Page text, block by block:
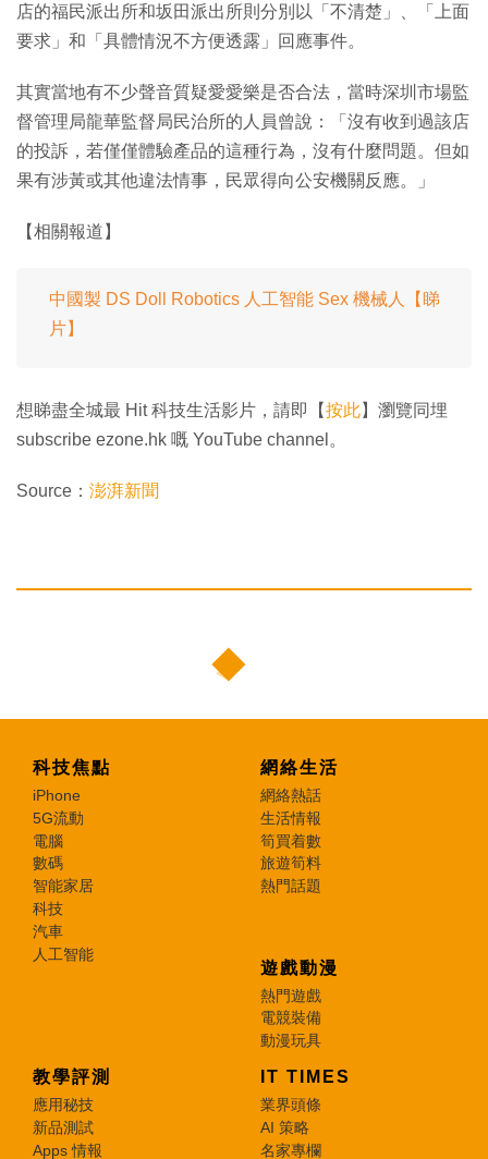
店的福民派出所和坂田派出所則分別以「不清楚」、「上面
要求」和「具體情況不方便透露」回應事件。
其實當地有不少聲音質疑愛愛樂是否合法，當時深圳市場監
督管理局龍華監督局民治所的人員曾說：「沒有收到過該店
的投訴，若僅僅體驗產品的這種行為，沒有什麼問題。但如
果有涉黃或其他違法情事，民眾得向公安機關反應。」
【相關報道】
中國製 DS Doll Robotics 人工智能 Sex 機械人【睇
片】
想睇盡全城最 Hit 科技生活影片，請即【按此】瀏覽同埋
subscribe ezone.hk 嘅 YouTube channel。
Source： 澎湃新聞
科技焦點
iPhone
5G流動
電腦
數碼
智能家居
科技
汽車
人工智能
網絡生活
網絡熱話
生活情報
筍買着數
旅遊筍料
熱門話題
遊戲動漫
熱門遊戲
電競裝備
動漫玩具
教學評測
應用秘技
新品測試
Apps 情報
IT TIMES
業界頭條
AI 策略
名家專欄